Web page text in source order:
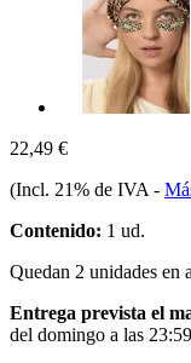
22,49 €
(Incl. 21% de IVA -
Contenido: 1 ud.
Quedan 2 unidades en
Entrega prevista el
del domingo a las